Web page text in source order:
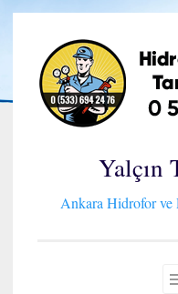
İçeriğe
geç
Yalçın
Ankara Hidrofor ve